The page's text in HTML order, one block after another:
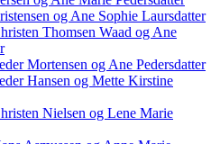
og Ane Sophie Laursdatter
Thomsen Waad og Ane
Mortensen og Ane Pedersdatter
Hansen og Mette Kirstine
Nielsen og Lene Marie